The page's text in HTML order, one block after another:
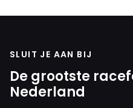
SLUIT JE AAN BIJ
De grootste
Nederland